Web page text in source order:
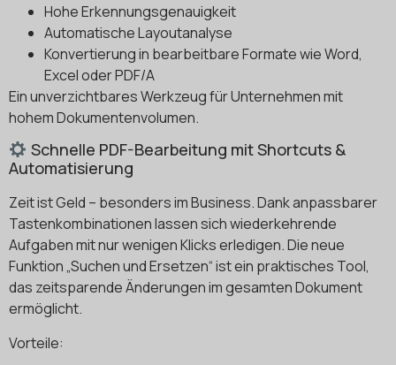
Hohe Erkennungsgenauigkeit
Automatische Layoutanalyse
Konvertierung in bearbeitbare Formate wie Word,
Excel oder PDF/A
Ein unverzichtbares Werkzeug für Unternehmen mit
hohem Dokumentenvolumen.
Schnelle PDF-Bearbeitung mit Shortcuts &
Automatisierung
Zeit ist Geld – besonders im Business. Dank anpassbarer
Tastenkombinationen lassen sich wiederkehrende
Aufgaben mit nur wenigen Klicks erledigen. Die neue
Funktion „Suchen und Ersetzen“ ist ein praktisches Tool,
das zeitsparende Änderungen im gesamten Dokument
ermöglicht.
Vorteile: